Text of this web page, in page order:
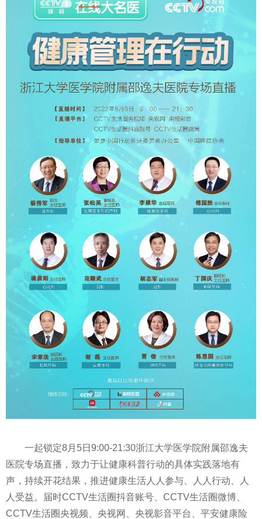
一起锁定8月5日9:00-21:30浙江大学医学院附属邵逸夫
医院专场直播，致力于让健康科普行动的具体实践落地有
声，持续开花结果，推进健康生活人人参与、人人行动、人
人受益。届时CCTV生活圈抖音账号、CCTV生活圈微博、
CCTV生活圈央视频、 央视网、 央视影音平台、 平安健康险